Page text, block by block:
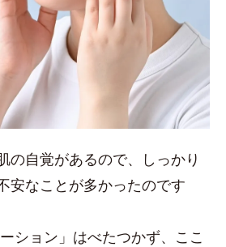
の自覚があるので、しっかり
安なことが多かったのです
ション」はべたつかず、ここ